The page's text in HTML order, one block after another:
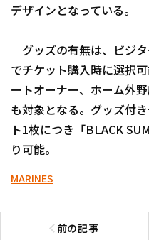
デザインとなっている。
グッズの有無は、ビジ
でチケット購入時に選択
ートオーナー、ホーム外
も対象となる。グッズ付
ト1枚につき「BLACK
り可能。
MARINES
前の記事
前の記事へ